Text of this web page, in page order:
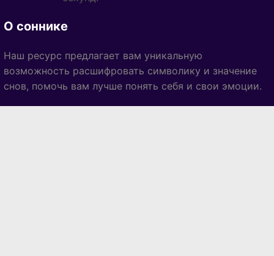
О соннике
Наш ресурс предлагает вам уникальную
возможность расшифровать символику и значение
снов, помочь вам лучше понять себя и свои эмоции.